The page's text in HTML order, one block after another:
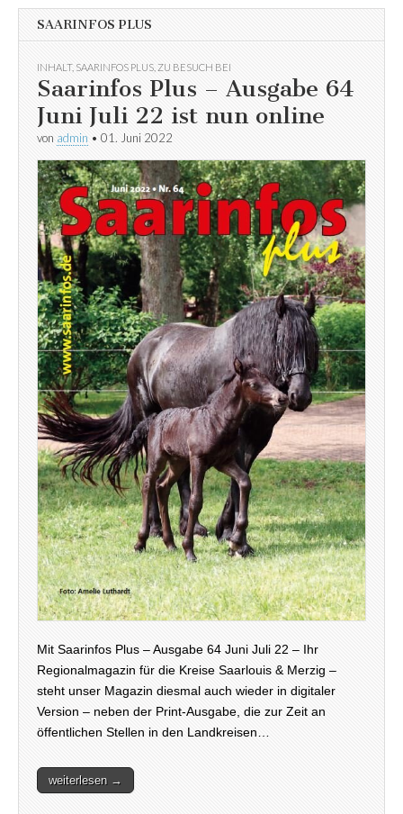
SAARINFOS PLUS
INHALT, SAARINFOS PLUS ZU BESUCH BEI
Saarinfos Plus – Ausgabe 64
Juni Juli 22 ist nun online
von admin • 01. Juni 2022
Mit Saarinfos Plus – Ausgabe 64 Juni Juli 22 – Ihr
Regionalmagazin für die Kreise Saarlouis & Merzig –
steht unser Magazin diesmal auch wieder in digitaler
Version – neben der Print-Ausgabe, die zur Zeit an
öffentlichen Stellen in den Landkreisen…
weiterlesen →